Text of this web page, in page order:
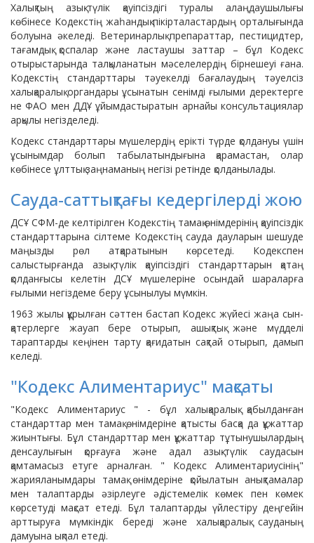
Халықтың азық-түлік қауіпсіздігі туралы алаңдаушылығы
көбінесе Кодекстің жаһандық пікірталастардың орталығында
болуына әкеледі. Ветеринарлық препараттар, пестицидтер,
тағамдық қоспалар және ластаушы заттар – бұл Кодекс
отырыстарында талқыланатын мәселелердің бірнешеуі ғана.
Кодекстің стандарттары тәуекелді бағалаудың тәуелсіз
халықаралық органдары ұсынатын сенімді ғылыми деректерге
не ФАО мен ДДҰ ұйымдастыратын арнайы консультациялар
арқылы негізделеді.
Кодекс стандарттары мүшелердің ерікті түрде қолдануы үшін
ұсынымдар болып табылатындығына қарамастан, олар
көбінесе ұлттық заңнаманың негізі ретінде қолданылады.
Сауда-саттықтағы кедергілерді жою
ДСҰ СФМ-де келтірілген Кодекстің тамақ өнімдерінің қауіпсіздік
стандарттарына сілтеме Кодекстің сауда дауларын шешуде
маңызды рөл атқаратынын көрсетеді. Кодекспен
салыстырғанда азық-түлік қауіпсіздігі стандарттарын қатаң
қолданғысы келетін ДСҰ мүшелеріне осындай шараларға
ғылыми негіздеме беру ұсынылуы мүмкін.
1963 жылы құрылған сәттен бастап Кодекс жүйесі жаңа сын-
қатерлерге жауап бере отырып, ашықтық және мүдделі
тараптарды кеңінен тарту қағидатын сақтай отырып, дамып
келеді.
"Кодекс Алиментариус" мақсаты
"Кодекс Алиментариус " - бұл халықаралық қабылданған
стандарттар мен тамақ өнімдеріне қатысты басқа да құжаттар
жиынтығы. Бұл стандарттар мен құжаттар тұтынушылардың
денсаулығын қорғауға және адал азық-түлік саудасын
қамтамасыз етуге арналған. " Кодекс Алиментариусінің"
жарияланымдары тамақ өнімдеріне қойылатын анықтамалар
мен талаптарды әзірлеуге әдістемелік көмек пен көмек
көрсетуді мақсат етеді. Бұл талаптарды үйлестіру деңгейін
арттыруға мүмкіндік береді және халықаралық сауданың
дамуына ықпал етеді.